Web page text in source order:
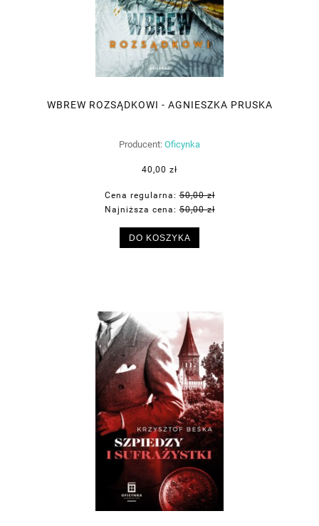
WBREW ROZSĄDKOWI - AGNIESZKA PRUSKA
Producent: Oficynka
40,00 zł
Cena regularna:50,00 zł
Najniższa cena:50,00 zł
DO KOSZYKA